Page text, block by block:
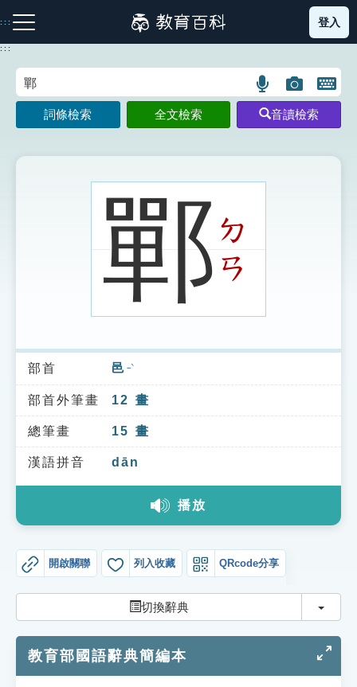
到
主
:::
注音索引圖示 筆畫索引圖示 部首索引表圖示
索引選單
知識索引
單字索引
生命大百科索引
教學應用
貓頭鷹博士
登入
:::
語
言
搜
示
圖
片
搜
開
鍵
圖
詞條檢索 全文檢索 音讀檢索
鄲ㄉ
ㄢ
部首 邑 ㄧˋ
部首外筆畫 12 畫
總筆畫 15 畫
漢語拼音 dān
播放
開啟關聯 列入收藏 QRcode分享
切換辭典 切換
教育部國語辭典簡編本